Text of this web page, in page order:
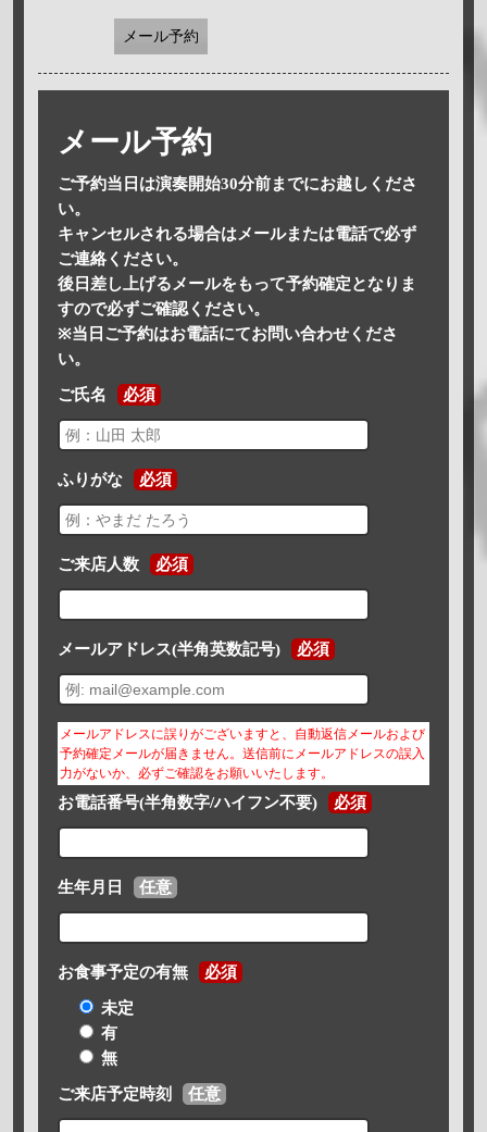
メール予約
メール予約
ご予約当日は演奏開始30分前までにお越しくださ
い。
キャンセルされる場合はメールまたは電話で必ず
ご連絡ください。
後日差し上げるメールをもって予約確定となりま
すので必ずご確認ください。
※当日ご予約はお電話にてお問い合わせくださ
い。
ご氏名 必須
ふりがな 必須
ご来店人数 必須
メールアドレス(半角英数記号) 必須
メールアドレスに誤りがございますと、自動返信メールおよび
予約確定メールが届きません。送信前にメールアドレスの誤入
力がないか、必ずご確認をお願いいたします。
お電話番号(半角数字/ハイフン不要) 必須
生年月日 任意
お食事予定の有無 必須
未定
有
無
ご来店予定時刻 任意